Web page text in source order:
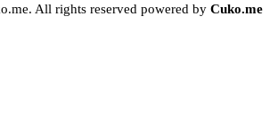
All rights reserved powered by Cuko.me